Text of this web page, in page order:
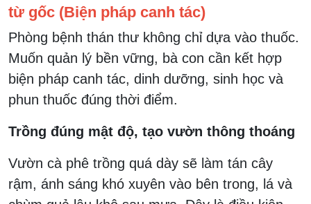
từ gốc (Biện pháp canh tác)
Phòng bệnh thán thư không chỉ dựa vào thuốc.
Muốn quản lý bền vững, bà con cần kết hợp
biện pháp canh tác, dinh dưỡng, sinh học và
phun thuốc đúng thời điểm.
Trồng đúng mật độ, tạo vườn thông thoáng
Vườn cà phê trồng quá dày sẽ làm tán cây
rậm, ánh sáng khó xuyên vào bên trong, lá và